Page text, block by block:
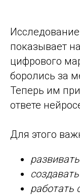
показывает
цифрового
боролись за
Теперь им
ответе
Для этого
работать